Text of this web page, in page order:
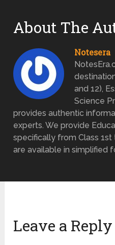
About The
Notesera
and 12),
Science
provides authentic
experts. We provide
specifically from Class
are available in simplified
Leave a Reply